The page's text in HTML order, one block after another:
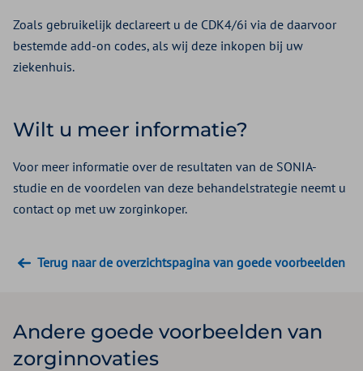
Zoals gebruikelijk declareert u de CDK4/6i via de daarvoor
bestemde add-on codes, als wij deze inkopen bij uw
ziekenhuis.
Wilt u meer informatie?
Voor meer informatie over de resultaten van de SONIA-
studie en de voordelen van deze behandelstrategie neemt u
contact op met uw zorginkoper.
Terug naar de overzichtspagina van goede voorbeelden
Andere goede voorbeelden van
zorginnovaties